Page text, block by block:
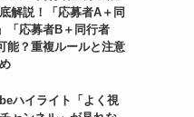
解説！「応募者A＋同
「応募者B＋同行者
能？重複ルールと注意
ハイライト「よく視